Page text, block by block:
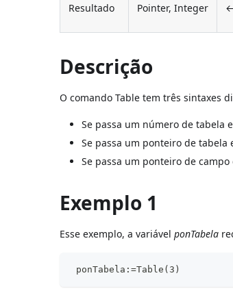
Resultado Pointer, Integer ←
Descrição
O comando Table tem três sintaxes
Se passa um número de tabela
Se passa um ponteiro de tabela
Se passa um ponteiro de
Exemplo 1
Esse exemplo, a variávelponTabela
ponTabela:=Table(3)